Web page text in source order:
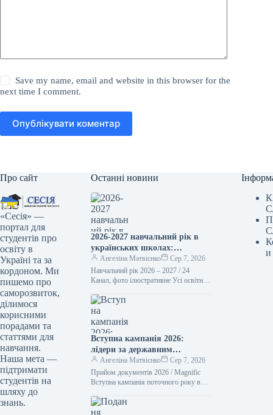
Save my name, email and website in this browser for the
next time I comment.
Опублікувати коментар
Про сайт
«Сесія» —
портал для
студентів про
освіту в
Україні та за
кордоном. Ми
пишемо про
саморозвиток,
ділимося
корисними
порадами та
статтями для
навчання.
Наша мета —
підтримати
студентів на
шляху до
знань.
Останні новини
2026-2027 навчальний рік в
українських школах:
пріоритети та ключові
трансформації
Ангеліна Матвієнко
Сер 7, 2026
Навчальний рік 2026 – 2027 / 24
Канал, фото ілюстративне Усі освітні
підготовлені до нового…
Вступна кампанія 2026:
лідери за державним
замовленням
Ангеліна Матвієнко
Сер 7, 2026
Прийом документів 2026 / Magnific
Вступна кампанія поточного року в
отримали перші рекомендації для
зарахування…
и